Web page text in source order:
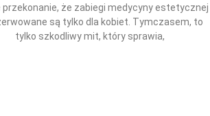
przekonanie, że zabiegi medycyny estetycznej
są tylko dla kobiet. Tymczasem, to
tylko szkodliwy mit, który sprawia,